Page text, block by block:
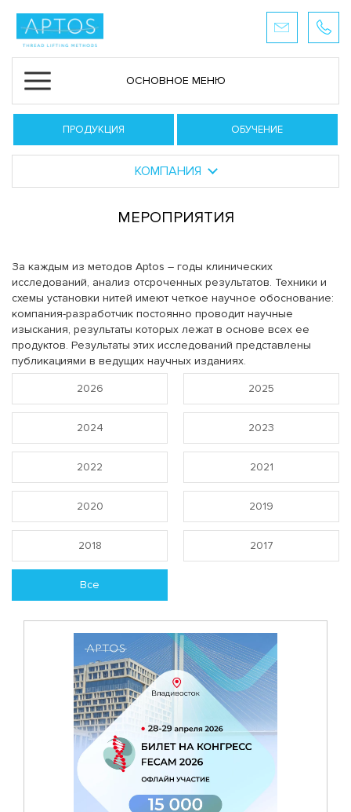
ОСНОВНОЕ МЕНЮ
ПРОДУКЦИЯ ОБУЧЕНИЕ
КОМПАНИЯ
МЕРОПРИЯТИЯ
За каждым из методов Aptos – годы клинических
исследований, анализ отсроченных результатов. Техники и
схемы установки нитей имеют четкое научное обоснование:
компания-разработчик постоянно проводит научные
изыскания, результаты которых лежат в основе всех ее
продуктов. Результаты этих исследований представлены
публикациями в ведущих научных изданиях.
2026 2025
2024 2023
2022 2021
2020 2019
2018 2017
Все